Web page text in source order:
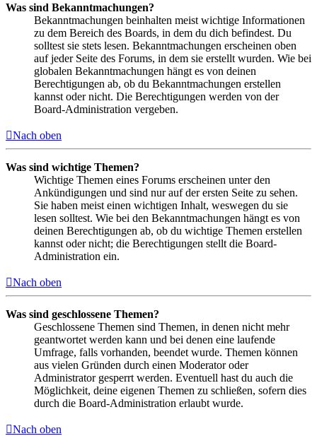
Was sind Bekanntmachungen?
Bekanntmachungen beinhalten meist wichtige Informationen
zu dem Bereich des Boards, in dem du dich befindest. Du
solltest sie stets lesen. Bekanntmachungen erscheinen oben
auf jeder Seite des Forums, in dem sie erstellt wurden. Wie bei
globalen Bekanntmachungen hängt es von deinen
Berechtigungen ab, ob du Bekanntmachungen erstellen
kannst oder nicht. Die Berechtigungen werden von der
Board-Administration vergeben.
Nach oben
Was sind wichtige Themen?
Wichtige Themen eines Forums erscheinen unter den
Ankündigungen und sind nur auf der ersten Seite zu sehen.
Sie haben meist einen wichtigen Inhalt, weswegen du sie
lesen solltest. Wie bei den Bekanntmachungen hängt es von
deinen Berechtigungen ab, ob du wichtige Themen erstellen
kannst oder nicht; die Berechtigungen stellt die Board-
Administration ein.
Nach oben
Was sind geschlossene Themen?
Geschlossene Themen sind Themen, in denen nicht mehr
geantwortet werden kann und bei denen eine laufende
Umfrage, falls vorhanden, beendet wurde. Themen können
aus vielen Gründen durch einen Moderator oder
Administrator gesperrt werden. Eventuell hast du auch die
Möglichkeit, deine eigenen Themen zu schließen, sofern dies
durch die Board-Administration erlaubt wurde.
Nach oben